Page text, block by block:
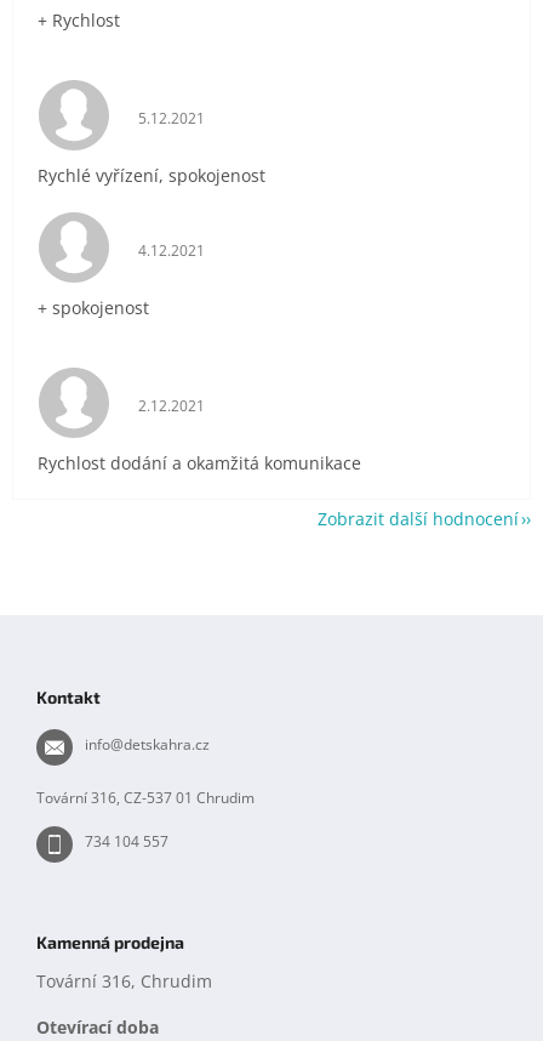
+ Rychlost
Hodnocení obchodu je 5 z 5 hvězdiček.
5.12.2021
Rychlé vyřízení, spokojenost
Hodnocení obchodu je 5 z 5 hvězdiček.
4.12.2021
+ spokojenost
Hodnocení obchodu je 5 z 5 hvězdiček.
2.12.2021
Rychlost dodání a okamžitá komunikace
Zobrazit další hodnocení
Kontakt
info@detskahra.cz
Tovární 316, CZ-537 01 Chrudim
734 104 557
Kamenná prodejna
Tovární 316, Chrudim
Otevírací doba